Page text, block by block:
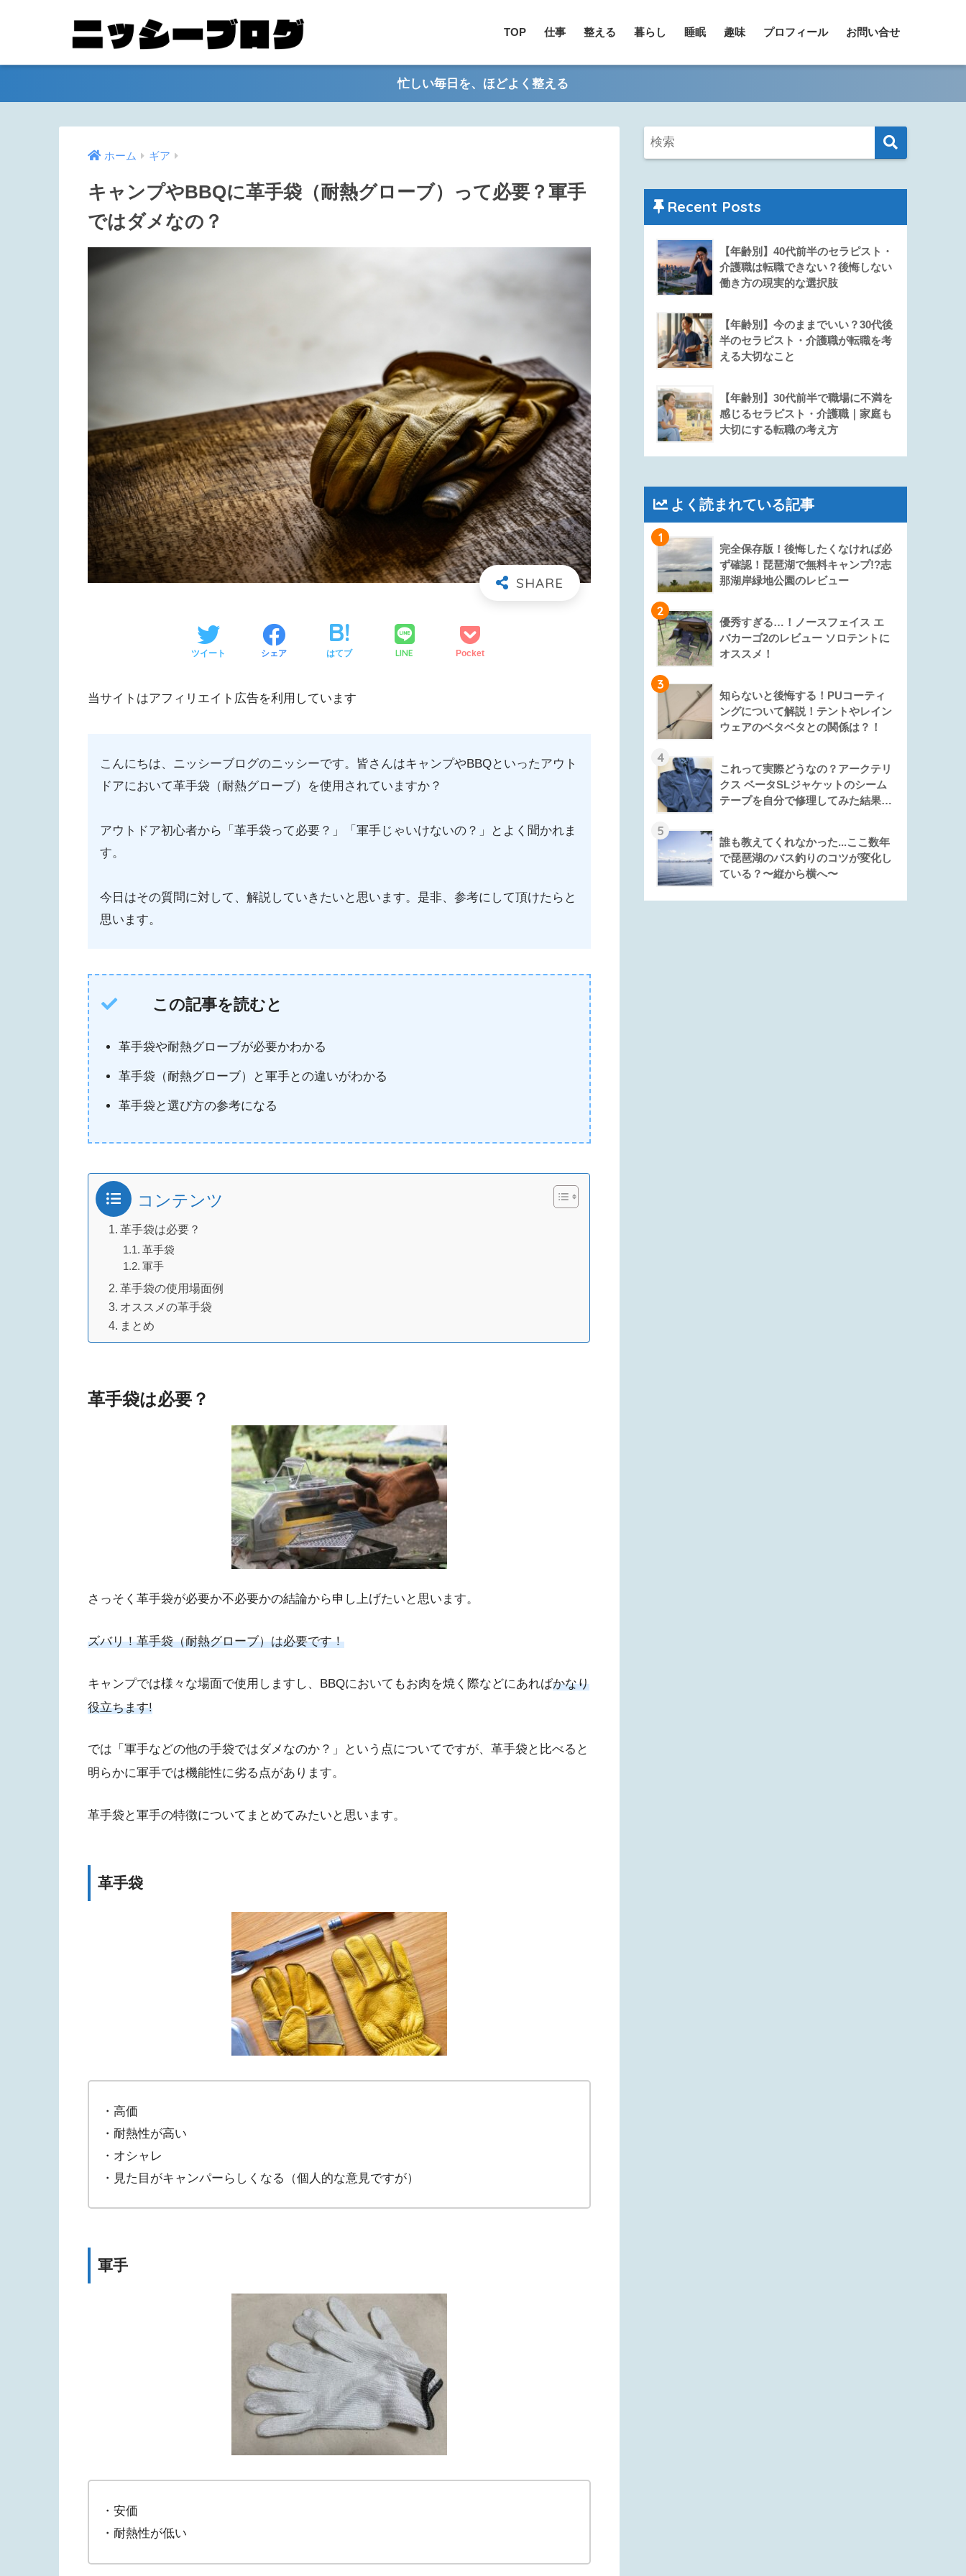
TOP 仕事 整える 暮らし 睡眠 趣味 プロフィール お問い合せ
忙しい毎日を、ほどよく整える
ホーム ギア
キャンプやBBQに革手袋（耐熱グローブ）って必要？軍手
ではダメなの？
ツイート シェア はてブ LINE Pocket
当サイトはアフィリエイト広告を利用しています
こんにちは、ニッシーブログのニッシーです。皆さんはキャンプやBBQといったアウト
ドアにおいて革手袋（耐熱グローブ）を使用されていますか？
アウトドア初心者から「革手袋って必要？」「軍手じゃいけないの？」とよく聞かれま
す。
今日はその質問に対して、解説していきたいと思います。是非、参考にして頂けたらと
思います。
この記事を読むと
革手袋や耐熱グローブが必要かわかる
革手袋（耐熱グローブ）と軍手との違いがわかる
革手袋と選び方の参考になる
コンテンツ
革手袋は必要？
革手袋
軍手
革手袋の使用場面例
オススメの革手袋
まとめ
革手袋は必要？
さっそく革手袋が必要か不必要かの結論から申し上げたいと思います。
ズバリ！革手袋（耐熱グローブ）は必要です！
キャンプでは様々な場面で使用しますし、BBQにおいてもお肉を焼く際などにあればかなり
役立ちます!
では「軍手などの他の手袋ではダメなのか？」という点についてですが、革手袋と比べると
明らかに軍手では機能性に劣る点があります。
革手袋と軍手の特徴についてまとめてみたいと思います。
革手袋
・高価
・耐熱性が高い
・オシャレ
・見た目がキャンパーらしくなる（個人的な意見ですが）
軍手
・安価
・耐熱性が低い
Recent Posts
【年齢別】40代前半のセラピスト・
介護職は転職できない？後悔しない
働き方の現実的な選択肢
【年齢別】今のままでいい？30代後
半のセラピスト・介護職が転職を考
える大切なこと
【年齢別】30代前半で職場に不満を
感じるセラピスト・介護職｜家庭も
大切にする転職の考え方
よく読まれている記事
1
完全保存版！後悔したくなければ必
ず確認！琵琶湖で無料キャンプ!?志
那湖岸緑地公園のレビュー
2
優秀すぎる…！ノースフェイス エ
バカーゴ2のレビュー ソロテントに
オススメ！
3
知らないと後悔する！PUコーティ
ングについて解説！テントやレイン
ウェアのベタベタとの関係は？！
4
これって実際どうなの？アークテリ
クス ベータSLジャケットのシーム
テープを自分で修理してみた結果…
5
誰も教えてくれなかった...ここ数年
で琵琶湖のバス釣りのコツが変化し
ている？〜縦から横へ〜